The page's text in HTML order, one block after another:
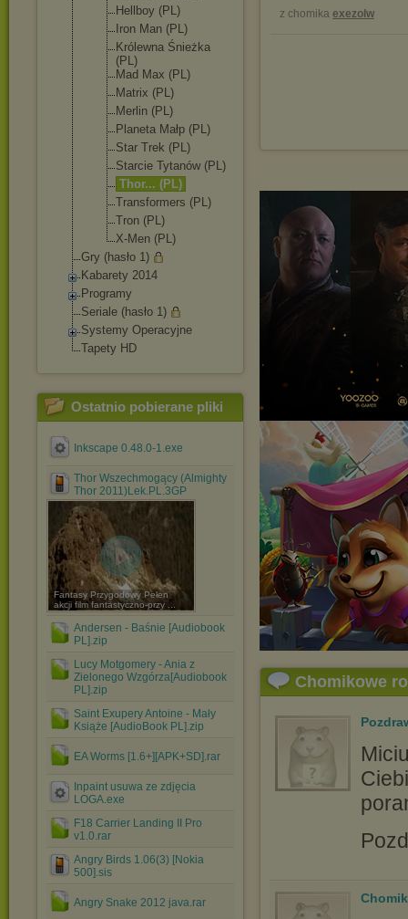
Hellboy (PL)
Iron Man (PL)
Królewna Śnieżka
(PL)
Mad Max (PL)
Matrix (PL)
Merlin (PL)
Planeta Małp (PL)
Star Trek (PL)
Starcie Tytanów (PL)
Thor... (PL)
Transformers (PL)
Tron (PL)
X-Men (PL)
Gry (hasło 1)
Kabarety 2014
Programy
Seriale (hasło 1)
Systemy Operacyjne
Tapety HD
Ostatnio pobierane pliki
Inkscape 0.48.0-1.exe
Thor Wszechmogący (Almighty
Thor 2011)Lek.PL.3GP
Fantasy Przygodowy Pełen
akcji film fantastyczno-przy ...
Andersen - Baśnie [Audiobook
PL].zip
Lucy Motgomery - Ania z
Zielonego Wzgórza[Audiobook
PL].zip
Saint Exupery Antoine - Mały
Książe [AudioBook PL].zip
EA Worms [1.6+][APK+SD].rar
Inpaint usuwa ze zdjęcia
LOGA.exe
F18 Carrier Landing II Pro
v1.0.rar
Angry Birds 1.06(3) [Nokia
500].sis
Angry Snake 2012 java.rar
z chomika exezolw
Chomikowe